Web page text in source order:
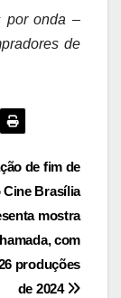
por onda –
de
de fim de
Cine Brasília
mostra
com
produções
de 2024